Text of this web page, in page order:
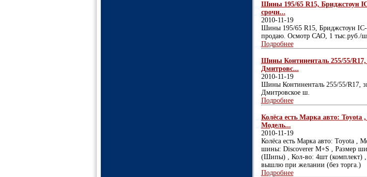
Шины 195/65 R15, Бриджстоун
срочн...
2010-11-19
Шины 195/65 R15, Бриджстоун
продаю. Осмотр САО, 1 тыс.руб./
Подробнее
Шины Континенталь 255/55/
Дмитровс...
2010-11-19
Шины Континенталь 255/55/R17,
Дмитровское ш.
Подробнее
Колёса есть Марка авто:
Модель...
2010-11-19
Колёса есть Марка авто: Toyota ,
шины: Discoverer M+S , Размер
(Шипы) , Кол-во: 4шт (комплект) ,
вышлю при желании (без торга.)
Подробнее